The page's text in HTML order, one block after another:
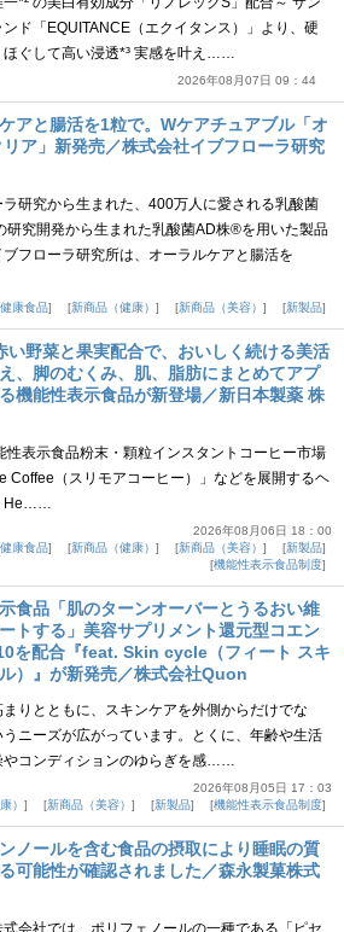
ド「EQUITANCE（エクイタンス）」より、硬
ほぐして高い浸透*³ 実感を叶え……
2026年08月07日 09：44
アと腸活を1粒で。Wケアチュアブル「オ
リア」新発売／株式会社イブフローラ研究
ラ研究から生まれた、400万人に愛される乳酸菌
究開発から生まれた乳酸菌AD株®を用いた製品
フローラ研究所は、オーラルケアと腸活を
健康食品 新商品（健康） 新商品（美容） 新製品
い野菜と果実配合で、おいしく続ける美活
、脚のむくみ、肌、脂肪にまとめてアプ
機能性表示食品が新登場／新日本製薬 株
性表示食品粉末・顆粒インスタントコーヒー市場
Coffee（スリモアコーヒー）」などを展開するヘ
He……
2026年08月06日 18：00
健康食品 新商品（健康） 新商品（美容）
新製品
機能性表示食品制度
食品「肌のターンオーバーとうるおい維
トする」美容サプリメント還元型コエン
を配合『feat. Skin cycle（フィート スキ
）』が新発売／株式会社Quon
りとともに、スキンケアを外側からだけでな
ニーズが広がっています。とくに、年齢や生活
やコンディションのゆらぎを感……
2026年08月05日 17：03
）
新商品（美容） 新製品 機能性表示食品制度
ノールを含む食品の摂取により睡眠の質
可能性が確認されました／森永製菓株式
会社では、ポリフェノールの一種である「ピセ